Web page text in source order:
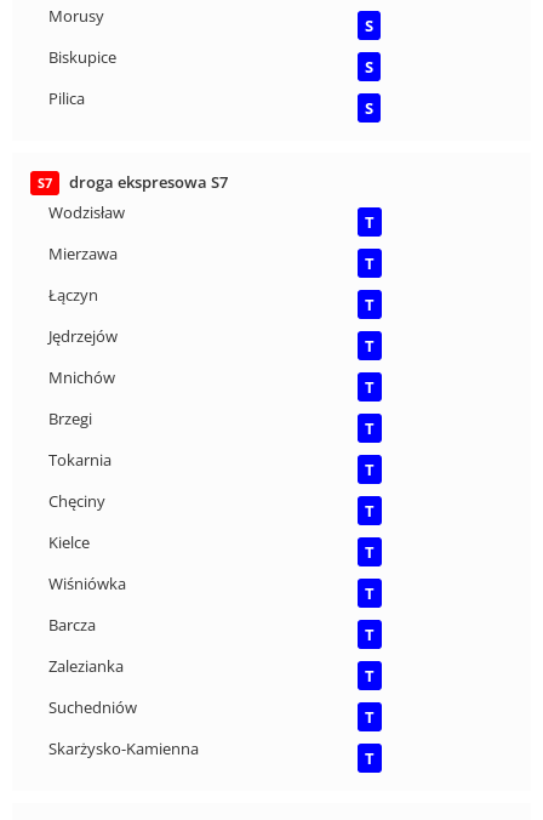
Morusy
S
Biskupice
S
Pilica
S
S7
droga ekspresowa S7
Wodzisław
T
Mierzawa
T
Łączyn
T
Jędrzejów
T
Mnichów
T
Brzegi
T
Tokarnia
T
Chęciny
T
Kielce
T
Wiśniówka
T
Barcza
T
Zalezianka
T
Suchedniów
T
Skarżysko-Kamienna
T